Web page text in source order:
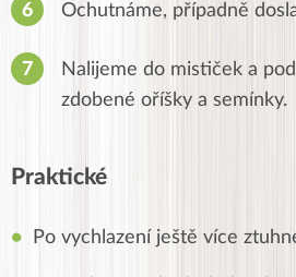
Ochutnáme, případně
Nalijeme do mističek a
zdobené oříšky a semínky.
Praktické
Po vychlazení ještě více